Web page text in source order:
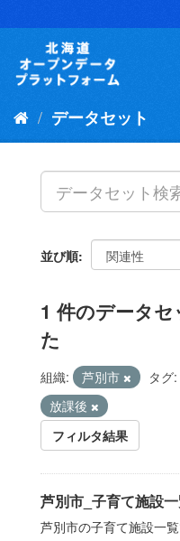
キ
データセット
並び順
1 件のデータ
た
組織: 芦別市 タグ:
放課後
フィルタ結果
芦別市_子育て施設
芦別市の子育て施設一覧